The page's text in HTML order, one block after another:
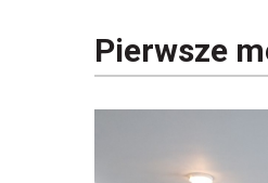
Pierwsze